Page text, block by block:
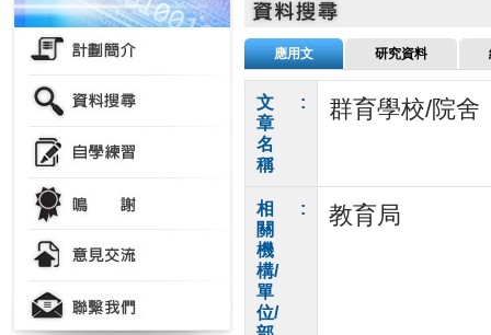
應用文 研究資料
文
章
名
稱
: 群育學校/院舍
相
關
機
構/
單
位/
: 教育局